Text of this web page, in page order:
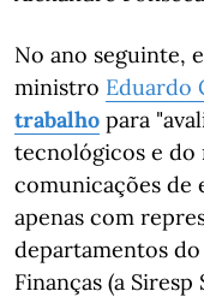
No ano seguinte,
ministro Eduardo
trabalho para
tecnológicos e do
comunicações de
apenas com
departamentos
Finanças (a Siresp